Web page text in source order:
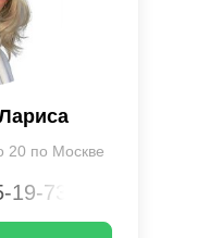
20 по Москве
73XX